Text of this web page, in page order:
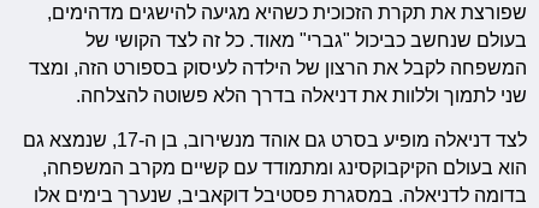
שפורצת את תקרת הזכוכית כשהיא מגיעה להישגים מדהימים,
בעולם שנחשב כביכול "גברי" מאוד. כל זה לצד הקושי של
המשפחה לקבל את הרצון של הילדה לעיסוק בספורט הזה, ומצד
שני לתמוך וללוות את דניאלה בדרך הלא פשוטה להצלחה.
לצד דניאלה מופיע בסרט גם אוהד מנשירוב, בן ה-17, שנמצא גם
הוא בעולם הקיקבוקסינג ומתמודד עם קשיים מקרב המשפחה,
בדומה לדניאלה. במסגרת פסטיבל דוקאביב, שנערך בימים אלו